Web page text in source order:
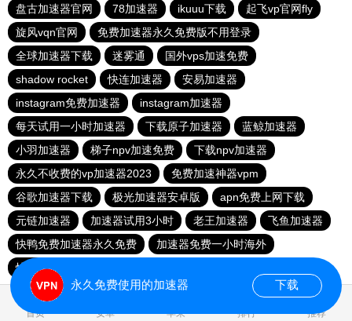
盘古加速器官网
78加速器 ikuuu下载
起飞vp官网fly
旋风vqn官网
免费加速器永久免费版不用登录
全球加速器下载
迷雾通
国外vps加速免费
shadow rocket
快连加速器
安易加速器
instagram免费加速器
instagram加速器
每天试用一小时加速器
下载原子加速器
蓝鲸加速器
小羽加速器
梯子npv加速免费
下载npv加速器
永久不收费的vp加速器2023
免费加速神器vpm
谷歌加速器下载
极光加速器安卓版
apn免费上网下载
元链加速器
加速器试用3小时 老王加速器
飞鱼加速器
快鸭免费加速器永久免费
加速器免费一小时海外
快鸭加速器app下载免费
首页 安卓 苹果 排行 推荐
永久免费使用的加速器 下载
0.020863s